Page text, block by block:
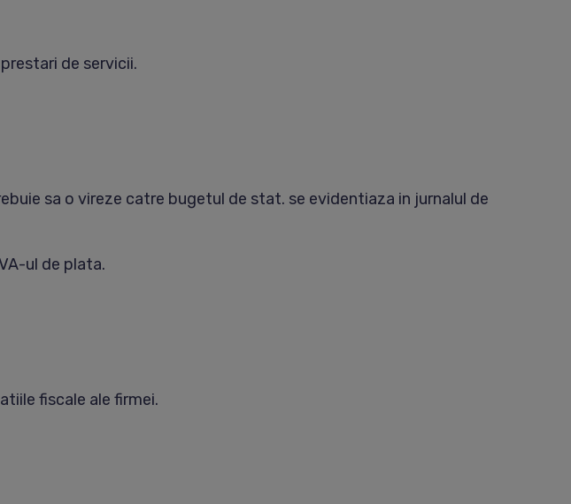
de servicii.
sa o vireze catre bugetul de stat. se evidentiaza in jurnalul de
ul de plata.
fiscale ale firmei.